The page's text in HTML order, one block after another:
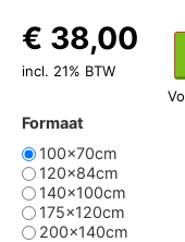
Formaat
100x70cm
120x84cm
140x100cm
175x120cm
200x140cm
€ 38,00
incl. 21% BTW